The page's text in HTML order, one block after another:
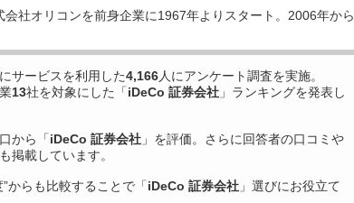
社オリコンを前身企業に1967年よりスタート。2006年から
サービスを利用した4,166人にアンケート調査を実施。
13社を対象にした「iDeCo 証券会社 」ランキングを発表し
から「iDeCo 証券会社 」を評価。さらに回答者の口コミや
掲載しています。
からも比較することで「iDeCo 証券会社 」選びにお役立て